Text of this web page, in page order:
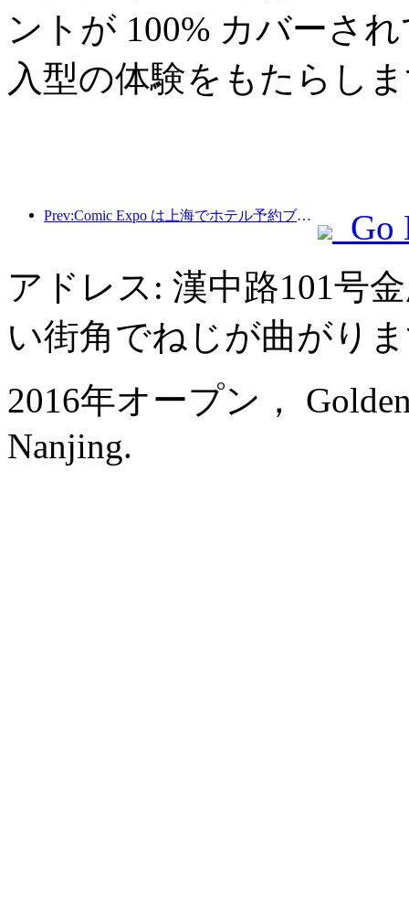
ントが 100% カバーさ
入型の体験をもたらし
Prev:Comic Expo は上海でホテル予約ブームを引き起こし、一部のホテルの検索数は 360% 近く急増しました
Go
アドレス: 漢中路101号
い街角でねじが曲がり
2016年オープン，
Nanjing.